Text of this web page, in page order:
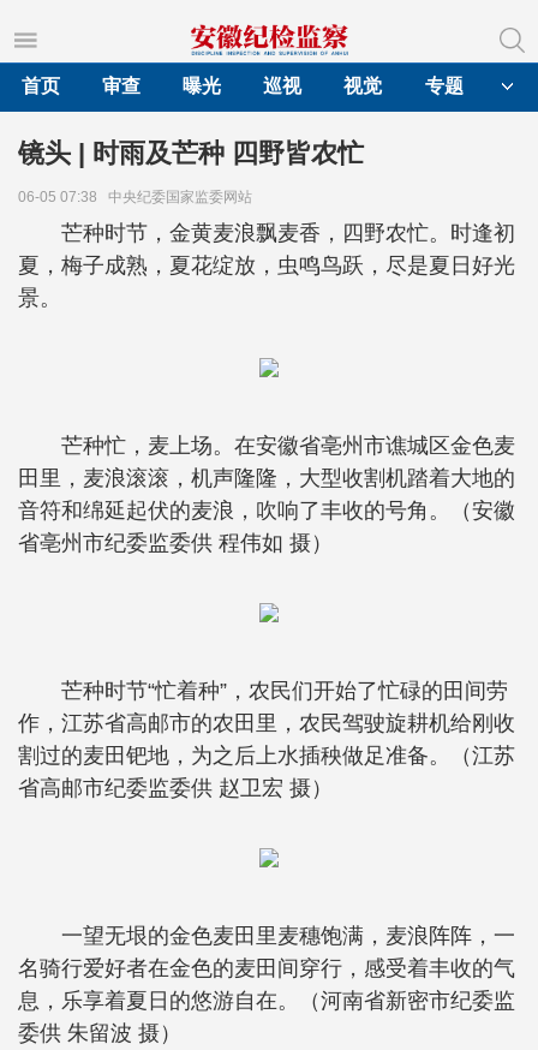
首页
审查 曝光 巡视 视觉 专题
镜头 | 时雨及芒种 四野皆农忙
06-05 07:38 中央纪委国家监委网站
芒种时节，金黄麦浪飘麦香，四野农忙。时逢初
夏，梅子成熟，夏花绽放，虫鸣鸟跃，尽是夏日好光
景。
芒种忙，麦上场。在安徽省亳州市谯城区金色麦
田里，麦浪滚滚，机声隆隆，大型收割机踏着大地的
音符和绵延起伏的麦浪，吹响了丰收的号角。（安徽
省亳州市纪委监委供 程伟如 摄）
芒种时节“忙着种”，农民们开始了忙碌的田间劳
作，江苏省高邮市的农田里，农民驾驶旋耕机给刚收
割过的麦田钯地，为之后上水插秧做足准备。（江苏
省高邮市纪委监委供 赵卫宏 摄）
一望无垠的金色麦田里麦穗饱满，麦浪阵阵，一
名骑行爱好者在金色的麦田间穿行，感受着丰收的气
息，乐享着夏日的悠游自在。（河南省新密市纪委监
委供 朱留波 摄）